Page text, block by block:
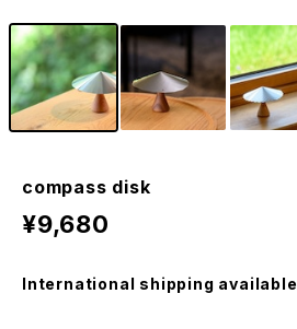
compass disk
¥9,680
International shipping available